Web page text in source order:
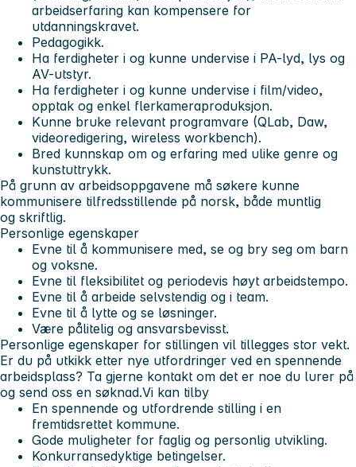
arbeidserfaring kan kompensere for
utdanningskravet.
Pedagogikk.
Ha ferdigheter i og kunne undervise i PA-lyd, lys og
AV-utstyr.
Ha ferdigheter i og kunne undervise i film/video,
opptak og enkel flerkameraproduksjon.
Kunne bruke relevant programvare (QLab, Daw,
videoredigering, wireless workbench).
Bred kunnskap om og erfaring med ulike genre og
kunstuttrykk.
På grunn av arbeidsoppgavene må søkere kunne
kommunisere tilfredsstillende på norsk, både muntlig
og skriftlig.
Personlige egenskaper
Evne til å kommunisere med, se og bry seg om barn
og voksne.
Evne til fleksibilitet og periodevis høyt arbeidstempo.
Evne til å arbeide selvstendig og i team.
Evne til å lytte og se løsninger.
Være pålitelig og ansvarsbevisst.
Personlige egenskaper for stillingen vil tillegges stor vekt.
Er du på utkikk etter nye utfordringer ved en spennende
arbeidsplass? Ta gjerne kontakt om det er noe du lurer på
og send oss en søknad.Vi kan tilby
En spennende og utfordrende stilling i en
fremtidsrettet kommune.
Gode muligheter for faglig og personlig utvikling.
Konkurransedyktige betingelser.